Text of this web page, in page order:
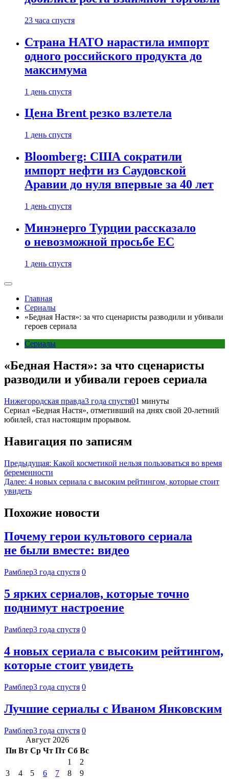
23 часа спустя
Страна НАТО нарастила импорт
одного российского продукта до
максимума
1 день спустя
Цена Brent резко взлетела
1 день спустя
Bloomberg: США сократили
импорт нефти из Саудовской
Аравии до нуля впервые за 40 лет
1 день спустя
Минэнерго Турции рассказало
о невозможной просьбе ЕС
1 день спустя
Главная
Сериалы
«Бедная Настя»: за что сценаристы разводили и убивали
героев сериала
Сериалы
«Бедная Настя»: за что сценаристы
разводили и убивали героев сериала
Нижегородская правда3 года спустя01 минуты
Сериал «Бедная Настя», отметивший на днях свой 20-летний
юбилей, стал настоящим прорывом.
Навигация по записям
Предыдущая: Какой косметикой нельзя пользоваться во время
беременности
Далее: 4 новых сериала с высоким рейтингом, которые стоит
увидеть
Похожие новости
Почему герои культового сериала
не были вместе: видео
Рамблер3 года спустя 0
5 ярких сериалов, которые точно
поднимут настроение
Рамблер3 года спустя 0
4 новых сериала с высоким рейтингом,
которые стоит увидеть
Рамблер3 года спустя 0
Лучшие сериалы с Иваном Янковским
Рамблер3 года спустя 0
Август 2026
Пн Вт Ср Чт Пт Сб Вс
1
2
3
4 5 6 7 8
9